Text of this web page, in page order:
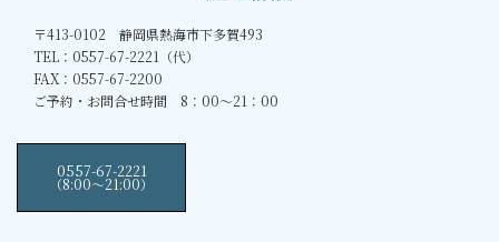
〒413-0102 静岡県熱海市下多賀493
TEL：0557-67-2221（代）
FAX：0557-67-2200
ご予約・お問合せ時間 8：00～21：00
0557-67-2221
（8:00〜21:00）